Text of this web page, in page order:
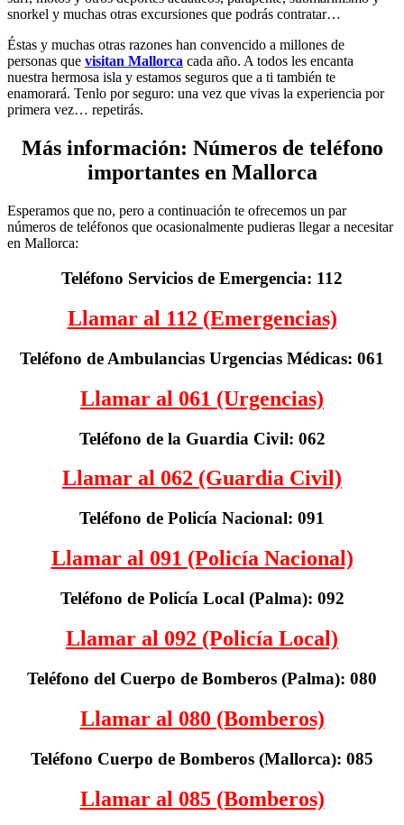
snorkel y muchas otras excursiones que podrás contratar…
Éstas y muchas otras razones han convencido a millones de
personas que visitan Mallorca cada año. A todos les encanta
nuestra hermosa isla y estamos seguros que a ti también te
enamorará. Tenlo por seguro: una vez que vivas la experiencia por
primera vez… repetirás.
Más información: Números de teléfono
importantes en Mallorca
Esperamos que no, pero a continuación te ofrecemos un par
números de teléfonos que ocasionalmente pudieras llegar a necesitar
en Mallorca:
Teléfono Servicios de Emergencia: 112
Llamar al 112 (Emergencias)
Teléfono de Ambulancias Urgencias Médicas: 061
Llamar al 061 (Urgencias)
Teléfono de la Guardia Civil: 062
Llamar al 062 (Guardia Civil)
Teléfono de Policía Nacional: 091
Llamar al 091 (Policía Nacional)
Teléfono de Policía Local (Palma): 092
Llamar al 092 (Policía Local)
Teléfono del Cuerpo de Bomberos (Palma): 080
Llamar al 080 (Bomberos)
Teléfono Cuerpo de Bomberos (Mallorca): 085
Llamar al 085 (Bomberos)